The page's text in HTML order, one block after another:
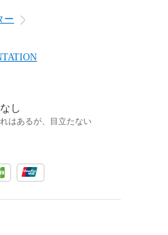
ー
し
はあるが、目立たない